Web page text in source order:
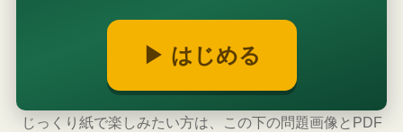
▶ はじめる
じっくり紙で楽しみたい方は、この下の問題画像とPDF